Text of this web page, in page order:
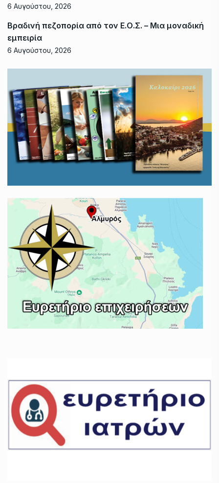
6 Αυγούστου, 2026
Βραδινή πεζοπορία από τον Ε.Ο.Σ. – Μια μοναδική
εμπειρία
6 Αυγούστου, 2026